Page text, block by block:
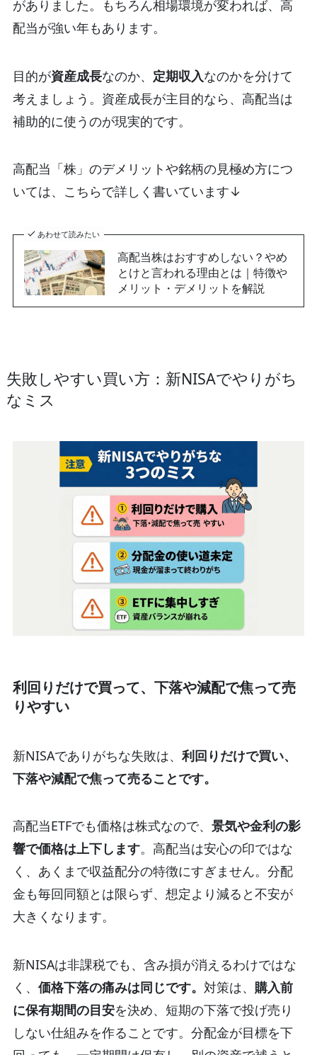
がありました。
もちろん相場環境が変われば、高
配当が強い年もあります。
目的が資産成長なのか、 定期収入なのかを分けて
考えましょう。 資産成長が主目的なら、高配当は
補助的に使うのが現実的です。
高配当「株」のデメリットや銘柄の見極め方につ
いては、こちらで詳しく書いています↓
あわせて読みたい
高配当株はおすすめしない？やめ
とけと言われる理由とは｜特徴や
メリット・デメリットを解説
失敗しやすい買い方：新NISAでやりがち
なミス
利回りだけで買って、下落や減配で焦って売
りやすい
新NISAでありがちな失敗は、 利回りだけで買い、
下落や減配で焦って売ることです。
高配当ETFでも価格は株式なので、 景気や金利の影
響で価格は上下します。 高配当は安心の印ではな
く、あくまで収益配分の特徴にすぎません。 分配
金も毎回同額とは限らず、想定より減ると不安が
大きくなります。
新NISAは非課税でも、含み損が消えるわけではな
く、 価格下落の痛みは同じです。 対策は、 購入前
に保有期間の目安を決め、短期の下落で投げ売り
しない仕組みを作ることです。 分配金が目標を下